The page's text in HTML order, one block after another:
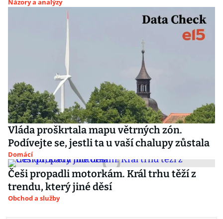
Názory a analýzy
Vláda proškrtala mapu větrných zón.
Podívejte se, jestli ta u vaší chalupy zůstala
Domácí
Češi propadli motorkám. Král trhu těží z
trendu, který jiné děsí
Obchod a služby